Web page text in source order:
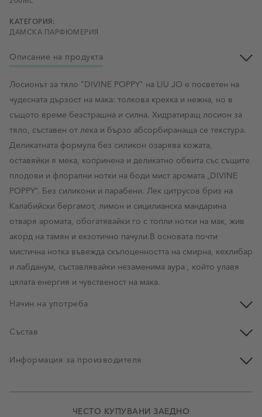
КАТЕГОРИЯ:
ДАМСКА ПАРФЮМЕРИЯ
Описание на продукта
Лосионът за тяло "DIVINE POPPY" на LIU JO е посветен на
чудесната дързост на мака: толкова крехка и нежна, но в
същото време безстрашна и силна. Хидратиращ лосион за
тяло, съставен от лека и бързо абсорбиранаща се текстура.
Деликатната формула без силикон озарява кожата,
оставяйки я мека, копринена и деликатно обвита със същите
плодови и флорални нотки на боди мист аромата „DIVINE
POPPY“. Без силикони и парабени. Лек цитрусов бриз на
Калабийски бергамот, лимон и сицилианска мандарина
отваря аромата, обогатявайки го с топли нотки на мак, жив
акорд на тамян и екзотично пачули.В основата почти
мистична нотка въвежда скъпоценността на смирна, кехлибар
и лабданум, съставлявайки незаменима аура , който улавя
цялата енергия и чувственост на мака.
Начин на употреба
Състав
Информация за производителя
ЧЕСТО КУПУВАНИ ЗАЕДНО